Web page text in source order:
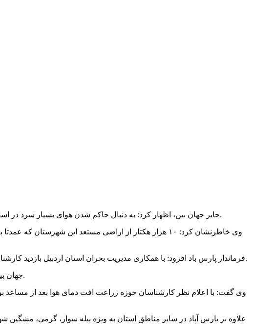
جابر جهان بین، اظهار کرد: به دنبال حاکم شدن هوای بسیار سرد در اسفندماه و سرما و یخبندان بی سابقه در شمال استان اردبیل عمده مزارع غلات پارس آباد به ویژه اراضی گندمزار خسارت دیده اند.
وی خاطرنشان کرد: ۱۰ هزار هکتار از اراضی مستعد این
فرماندار پارس باد افزود: با همکاری مدیریت بحران استان اردبیل بازدید کارشناسان از مزارع خسارت دیده انجام شده تا با ارائه گزارش نهایی از طریق صندوق بیمه و مدیریت بحران جبران خسارت انجام شود.
جهان بین بیان کرد: متاسفانه سرسبزی مزارع این شهرستان روبه زردی گرائیده و تقریبا گندمزارهای این منطقه به کاه تبدیل شده است.
وی گفت: با اعلام نظر کارشناسان حوزه زراعت افت دمای هوا بعد از مساعد